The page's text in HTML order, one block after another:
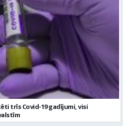
trīs Covid-19 gadījumi, visi